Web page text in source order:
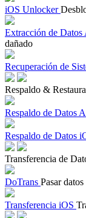
iOS Unlocker
Extracción de
dañado
Recuperación de
Respaldo &
Respaldo de Datos
Respaldo de Datos
Transferencia de
DoTrans Pasar
Transferencia iOS